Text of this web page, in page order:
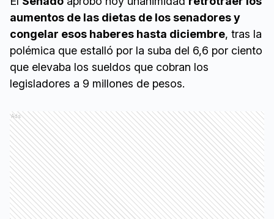
aumentos de las dietas de los senadores y
congelar esos haberes hasta diciembre, tras la
polémica que estalló por la suba del 6,6 por ciento
que elevaba los sueldos que cobran los
legisladores a 9 millones de pesos.
Ads